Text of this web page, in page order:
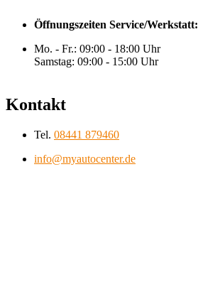
Öffnungszeiten Service/Werkstatt:
Mo. - Fr.: 09:00 - 18:00 Uhr
Samstag: 09:00 - 15:00 Uhr
Kontakt
Tel. 08441 879460
info@myautocenter.de